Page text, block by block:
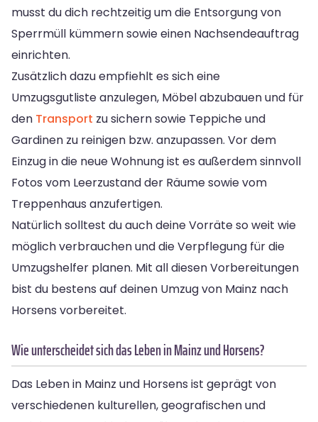
musst du dich rechtzeitig um die Entsorgung von
Sperrmüll kümmern sowie einen Nachsendeauftrag
einrichten.
Zusätzlich dazu empfiehlt es sich eine
Umzugsgutliste anzulegen, Möbel abzubauen und für
den Transport zu sichern sowie Teppiche und
Gardinen zu reinigen bzw. anzupassen. Vor dem
Einzug in die neue Wohnung ist es außerdem sinnvoll
Fotos vom Leerzustand der Räume sowie vom
Treppenhaus anzufertigen.
Natürlich solltest du auch deine Vorräte so weit wie
möglich verbrauchen und die Verpflegung für die
Umzugshelfer planen. Mit all diesen Vorbereitungen
bist du bestens auf deinen Umzug von Mainz nach
Horsens vorbereitet.
Wie unterscheidet sich das Leben in Mainz und Horsens?
Das Leben in Mainz und Horsens ist geprägt von
verschiedenen kulturellen, geografischen und